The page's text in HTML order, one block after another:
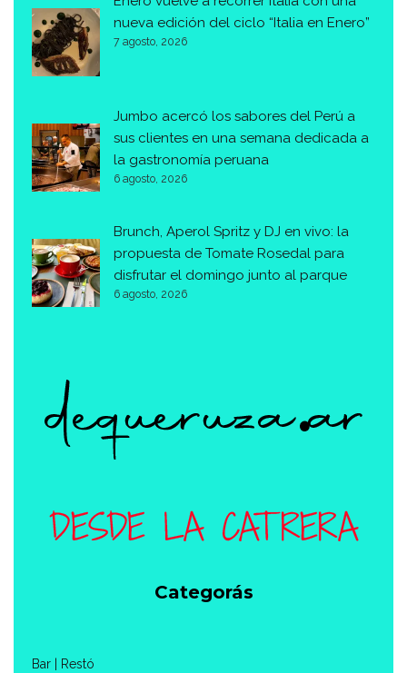
nueva edición del ciclo “Italia en Enero”
7 agosto, 2026
Jumbo acercó los sabores del Perú a
sus clientes en una semana dedicada a
la gastronomía peruana
6 agosto, 2026
Brunch, Aperol Spritz y DJ en vivo: la
propuesta de Tomate Rosedal para
disfrutar el domingo junto al parque
6 agosto, 2026
Categorás
Bar | Restó